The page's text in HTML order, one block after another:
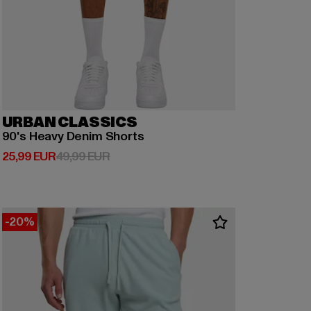
URBAN CLASSICS
90's Heavy Denim Shorts
25,99 EUR
Derzeitiger Preis: 25,99 EUR
49,99 EURAktionspreis: 49,99 EUR
-20%